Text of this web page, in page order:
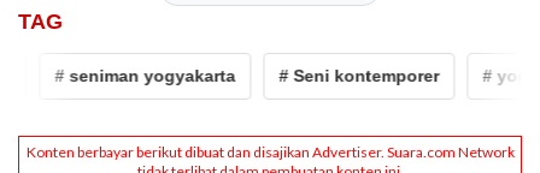
TAG
# seniman yogyakarta # Seni kontemporer # yogyakarta